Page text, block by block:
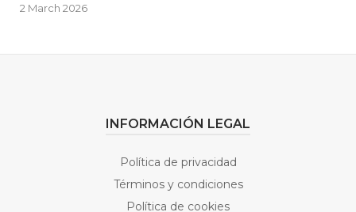
2 March 2026
INFORMACIÓN LEGAL
Política de privacidad
Términos y condiciones
Política de cookies